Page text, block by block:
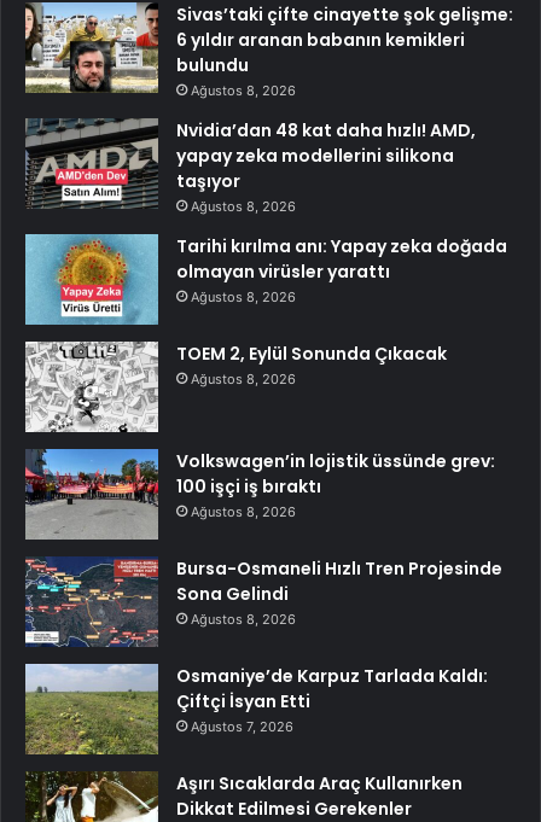
Sivas’taki çifte cinayette şok gelişme:
6 yıldır aranan babanın kemikleri
bulundu
Ağustos 8, 2026
Nvidia’dan 48 kat daha hızlı! AMD,
yapay zeka modellerini silikona
taşıyor
Ağustos 8, 2026
Tarihi kırılma anı: Yapay zeka doğada
olmayan virüsler yarattı
Ağustos 8, 2026
TOEM 2, Eylül Sonunda Çıkacak
Ağustos 8, 2026
Volkswagen’in lojistik üssünde grev:
100 işçi iş bıraktı
Ağustos 8, 2026
Bursa-Osmaneli Hızlı Tren Projesinde
Sona Gelindi
Ağustos 8, 2026
Osmaniye’de Karpuz Tarlada Kaldı:
Çiftçi İsyan Etti
Ağustos 7, 2026
Aşırı Sıcaklarda Araç Kullanırken
Dikkat Edilmesi Gerekenler